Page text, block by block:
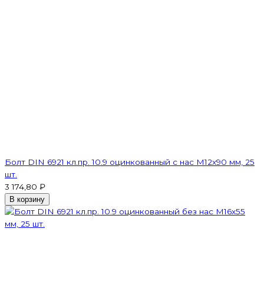
Болт DIN 6921 кл.пр. 10.9 оцинкованный с нас М12х90 мм, 25
шт.
3 174,80 ₽
В корзину